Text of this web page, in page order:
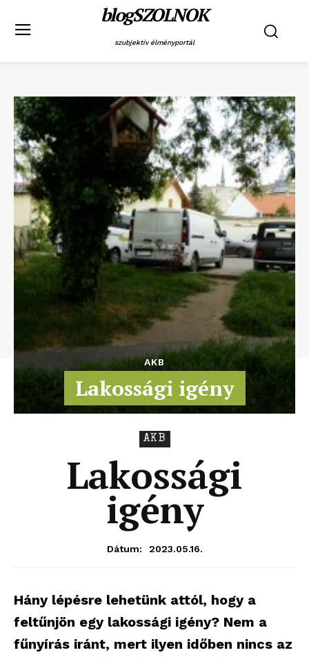
blogSZOLNOK
szubjektív élményportál
AKB
Lakossági igény
AKB
Lakossági
igény
Dátum: 2023.05.16.
Hány lépésre lehetünk attól, hogy a
feltűnjön egy lakossági igény? Nem a
fűnyírás iránt, mert ilyen időben nincs az